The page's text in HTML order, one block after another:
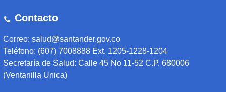
Contacto
Correo: salud@santander.gov.co
Teléfono: (607) 7008888 Ext. 1205-1228-1204
Secretaría de Salud: Calle 45 No 11-52 C.P. 680006
(Ventanilla Unica)